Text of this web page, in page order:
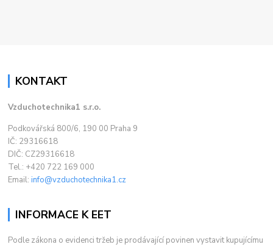
KONTAKT
Vzduchotechnika1 s.r.o.
Podkovářská 800/6, 190 00 Praha 9
IČ: 29316618
DIČ: CZ29316618
Tel.: +420 722 169 000
Email:info@vzduchotechnika1.cz
INFORMACE K EET
Podle zákona o evidenci tržeb je prodávající povinen vystavit kupujícímu